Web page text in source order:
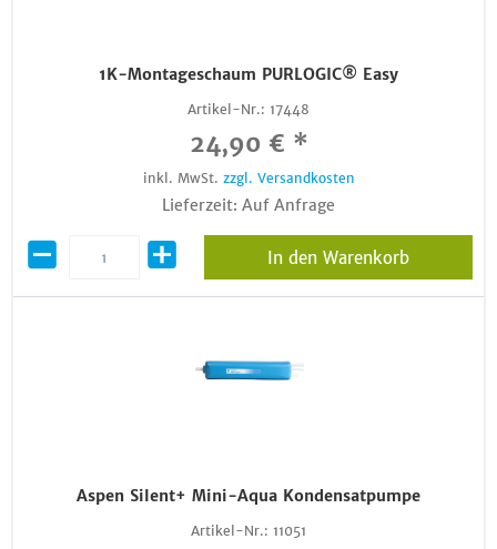
1K-Montageschaum PURLOGIC® Easy
Artikel-Nr.: 17448
24,90 € *
inkl. MwSt. zzgl. Versandkosten
Lieferzeit: Auf Anfrage
In den Warenkorb
Aspen Silent+ Mini-Aqua Kondensatpumpe
Artikel-Nr.: 11051